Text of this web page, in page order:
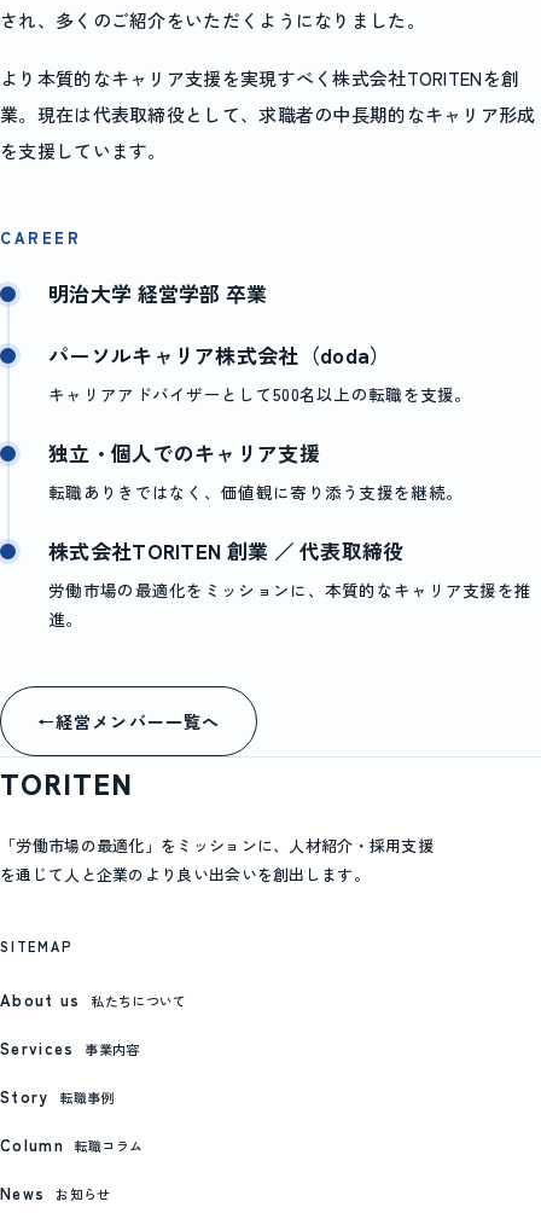
され、多くのご紹介をいただくようになりました。
より本質的なキャリア支援を実現すべく株式会社TORITENを創
業。現在は代表取締役として、求職者の中長期的なキャリア形成
を支援しています。
CAREER
明治大学 経営学部 卒業
パーソルキャリア株式会社（doda）
キャリアアドバイザーとして500名以上の転職を支援。
独立・個人でのキャリア支援
転職ありきではなく、価値観に寄り添う支援を継続。
株式会社TORITEN 創業 ／ 代表取締役
労働市場の最適化をミッションに、本質的なキャリア支援を推
進。
←経営メンバー一覧へ
TORITEN
「労働市場の最適化」をミッションに、人材紹介・採用支援
を通じて人と企業のより良い出会いを創出します。
SITEMAP
About us 私たちについて
Services 事業内容
Story 転職事例
Column 転職コラム
News お知らせ